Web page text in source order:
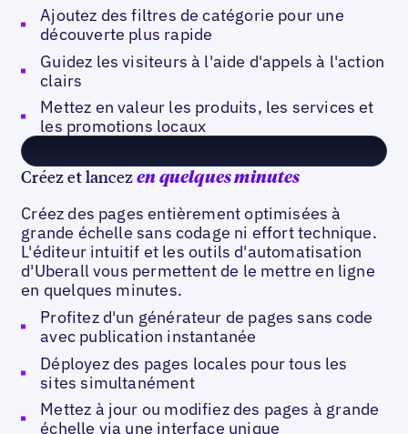
Ajoutez des filtres de catégorie pour une
découverte plus rapide
Guidez les visiteurs à l'aide d'appels à l'action
clairs
Mettez en valeur les produits, les services et
les promotions locaux
Créez et lancezen quelques minutes
Créez des pages entièrement optimisées à
grande échelle sans codage ni effort technique.
L'éditeur intuitif et les outils d'automatisation
d'Uberall vous permettent de le mettre en ligne
en quelques minutes.
Profitez d'un générateur de pages sans code
avec publication instantanée
Déployez des pages locales pour tous les
sites simultanément
Mettez à jour ou modifiez des pages à grande
échelle via une interface unique